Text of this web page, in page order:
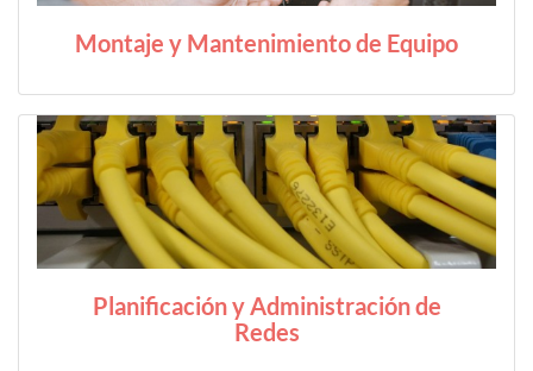
Montaje y Mantenimiento de Equipo
Planificación y Administración de
Redes